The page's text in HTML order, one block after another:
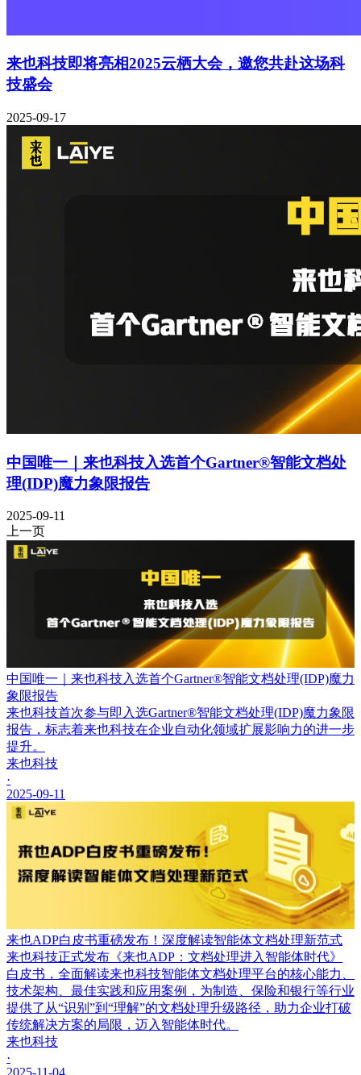
来也科技即将亮相2025云栖大会，邀您共赴这场科
技盛会
2025-09-17
中国唯一｜来也科技入选首个Gartner®智能文档处
理(IDP)魔力象限报告
2025-09-11
上一页
中国唯一｜来也科技入选首个Gartner®智能文档处理(IDP)魔力
象限报告
来也科技首次参与即入选Gartner®智能文档处理(IDP)魔力象限
报告，标志着来也科技在企业自动化领域扩展影响力的进一步
提升。
来也科技
·
2025-09-11
来也ADP白皮书重磅发布！深度解读智能体文档处理新范式
来也科技正式发布《来也ADP：文档处理进入智能体时代》
白皮书，全面解读来也科技智能体文档处理平台的核心能力、
技术架构、最佳实践和应用案例，为制造、保险和银行等行业
提供了从“识别”到“理解”的文档处理升级路径，助力企业打破
传统解决方案的局限，迈入智能体时代。
来也科技
·